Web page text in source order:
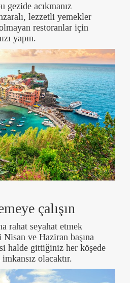
gezide acıkmanız
lezzetli yemekler
restoranlar için
yapın.
çalışın
rahat seyahat etmek
ve Haziran başına
halde gittiğiniz her köşede
olacaktır.